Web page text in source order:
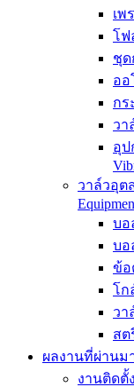
เพ
โฟ
ชุด
ออ
กร
วา
อุป
วาล์วอุต
บอ
บอ
ข้อ
โก
วา
สต
ผลงานที่ผ่านม
งานติดตั้